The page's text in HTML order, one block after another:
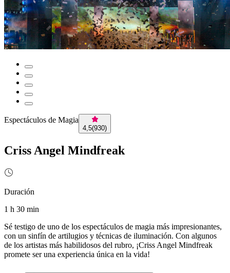
Espectáculos de Magia
4,5(930)
Criss Angel Mindfreak
Duración
1 h 30 min
Sé testigo de uno de los espectáculos de magia más impresionantes,
con un sinfín de artilugios y técnicas de iluminación. Con algunos
de los artistas más habilidosos del rubro, ¡Criss Angel Mindfreak
promete ser una experiencia única en la vida!